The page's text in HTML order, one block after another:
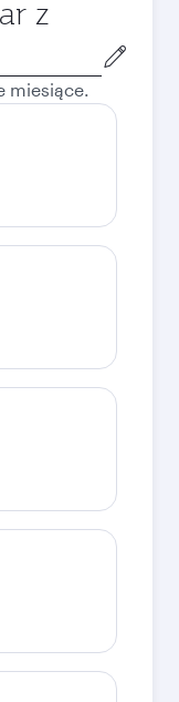
z
miesiące.